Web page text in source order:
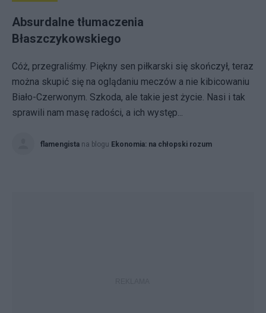
Absurdalne tłumaczenia
Błaszczykowskiego
Cóż, przegraliśmy. Piękny sen piłkarski się skończył, teraz
można skupić się na oglądaniu meczów a nie kibicowaniu
Biało-Czerwonym. Szkoda, ale takie jest życie. Nasi i tak
sprawili nam masę radości, a ich występ...
flamengista na blogu Ekonomia: na chłopski rozum